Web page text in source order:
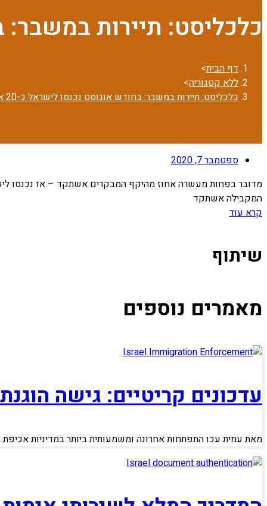
כלכליסט: תיירות במשבר: בחודש
דף הבית>
ללא קטגוריה>
כלכליסט: תיירות במשבר: בחודש אוגוסט נכנסו לישראל כ-20 אלף מבקרים בלבד
ספטמבר 7, 2020
המקבילה אשתקד
קרא עוד
שיתוף
מאמרים נוספים
עדכונים קריטיים: גישה
מאת עמית עכו התפתחות אחרונה ומשמעותית ביותר במדיניות אכיפת